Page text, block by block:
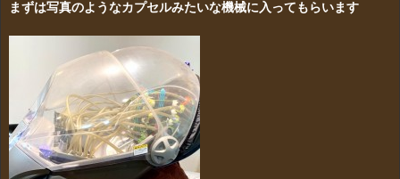
まずは写真のようなカプセルみたいな機械に入ってもらいます